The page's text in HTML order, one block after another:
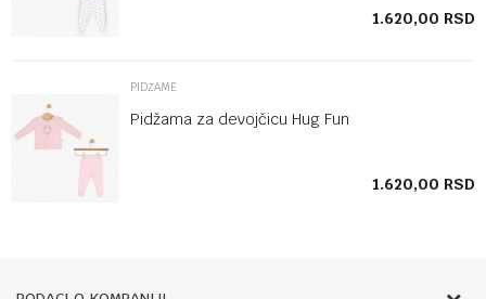
1.620,00 RSD
PIDŽAME
Pidžama za devojčicu Hug Fun
1.620,00 RSD